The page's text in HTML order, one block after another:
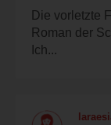
Die vorletzte
Roman der
Ich...